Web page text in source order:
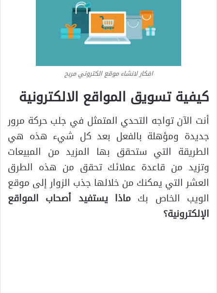
افكار لانشاء موقع الكتروني مربح
كيفية تسويق المواقع الالكترونية
أنت الآن تواجه التحدي المتمثل في جلب حركة مرور
جديدة ومؤهلة بالفعل بعد كل شيء هذه هي
الطريقة التي ستحقق بها المزيد من المبيعات
وتزيد من قاعدة عملائك تحقق من هذه الطرق
العشر التي يمكنك من خلالها جذب الزوار إلى موقع
الويب الخاص بك ماذا يستفيد أصحاب المواقع
الإلكترونية؟